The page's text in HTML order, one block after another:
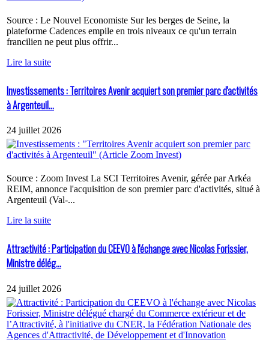
Source : Le Nouvel Economiste Sur les berges de Seine, la
plateforme Cadences empile en trois niveaux ce qu'un terrain
francilien ne peut plus offrir...
Lire la suite
Investissements : Territoires Avenir acquiert son premier parc d'activités
à Argenteuil...
24 juillet 2026
Source : Zoom Invest La SCI Territoires Avenir, gérée par Arkéa
REIM, annonce l'acquisition de son premier parc d'activités, situé à
Argenteuil (Val-...
Lire la suite
Attractivité : Participation du CEEVO à l'échange avec Nicolas Forissier,
Ministre délég...
24 juillet 2026